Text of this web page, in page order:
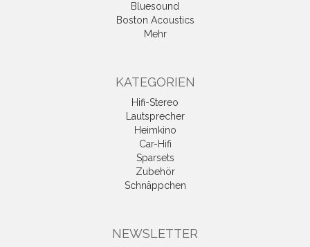
Bluesound
Boston Acoustics
Mehr
KATEGORIEN
Hifi-Stereo
Lautsprecher
Heimkino
Car-Hifi
Sparsets
Zubehör
Schnäppchen
NEWSLETTER